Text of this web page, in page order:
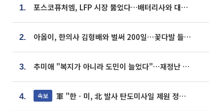
1. 포스코퓨처엠, LFP 시장 뚫었다…배터리사와 대규모 장기 공급 합의
2. 아옳이, 한의사 김형배와 벌써 200일⋯꽃다발 들고 "프러포즈 아냐"
3. 추미애 "복지가 아니라 도민이 늘었다"…재정난 책임론 정면돌파
4. 속보 軍 "한ㆍ미, 北 발사 탄도미사일 제원 정밀분석 중"